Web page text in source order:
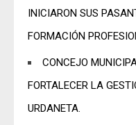
INICIARON SUS
FORMACIÓN
CONCEJO
FORTALECER LA
URDANETA.